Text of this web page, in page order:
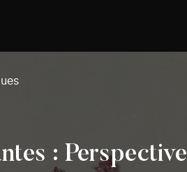
: Perspective